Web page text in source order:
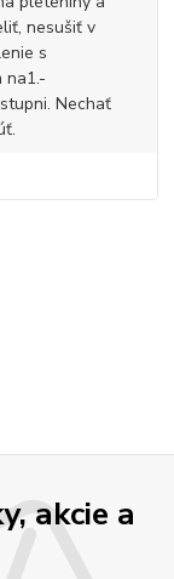
nesušiť v
s
na1.-
Nechať
akcie a